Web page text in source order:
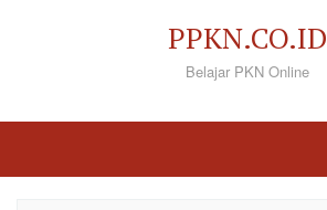
PPKN.CO.ID
Belajar PKN Online